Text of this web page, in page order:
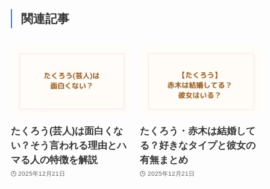
関連記事
たくろう(芸人)は面白くな
い？そう言われる理由とハ
マる人の特徴を解説
2025年12月21日
たくろう・赤木は結婚して
る？好きなタイプと彼女の
有無まとめ
2025年12月21日